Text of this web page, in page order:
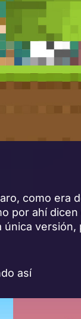
como era
por ahí dicen
así